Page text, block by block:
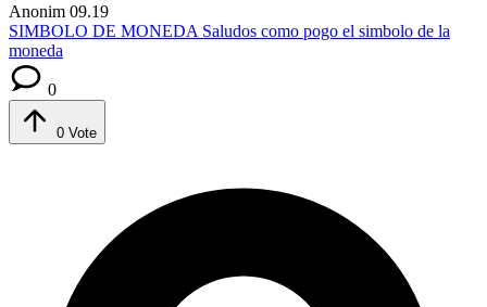
Anonim 09.19
SIMBOLO DE MONEDA Saludos como pogo el simbolo de la
moneda
0
0 Vote